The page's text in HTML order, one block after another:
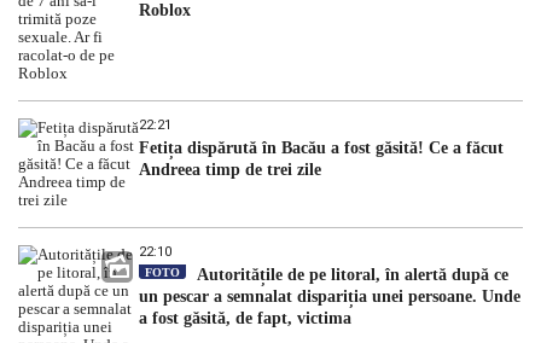
Roblox
22:21
Fetița dispărută în Bacău a fost găsită! Ce a făcut
Andreea timp de trei zile
22:10
FOTO
Autoritățile de pe litoral, în alertă după ce
un pescar a semnalat dispariția unei persoane. Unde
a fost găsită, de fapt, victima